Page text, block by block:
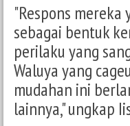
"Respons
sebagai bentuk
perilaku yang
Waluya yang
mudahan ini
lainnya," ungkap